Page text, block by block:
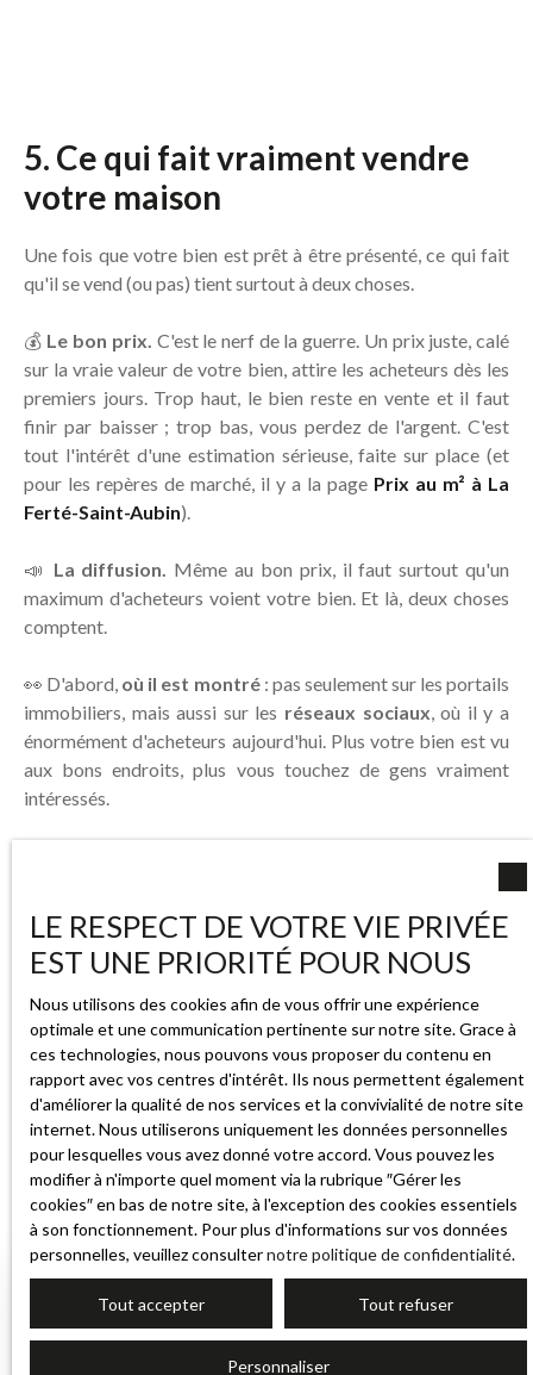
5. Ce qui fait vraiment vendre
votre maison
Une fois que votre bien est prêt à être présenté, ce qui fait
qu'il se vend (ou pas) tient surtout à deux choses.
💰 Le bon prix. C'est le nerf de la guerre. Un prix juste, calé
sur la vraie valeur de votre bien, attire les acheteurs dès les
premiers jours. Trop haut, le bien reste en vente et il faut
finir par baisser ; trop bas, vous perdez de l'argent. C'est
tout l'intérêt d'une estimation sérieuse, faite sur place (et
pour les repères de marché, il y a la page Prix au m² à La
Ferté-Saint-Aubin).
📣 La diffusion. Même au bon prix, il faut surtout qu'un
maximum d'acheteurs voient votre bien. Et là, deux choses
comptent.
👀 D'abord, où il est montré: pas seulement sur les portails
immobiliers, mais aussi sur les réseaux sociaux, où il y a
énormément d'acheteurs aujourd'hui. Plus votre bien est vu
aux bons endroits, plus vous touchez de gens vraiment
intéressés.
donne envie de venir le visiter, et ce qui met ses atouts en
valeur.
👉 Un bien au bon prixetbien mis en avant, c'est ce qui fait
la différence entre une vente rapide et un bien qui reste des
mois sans trouver preneur.
FAQ
Le prix au m² de La Ferté-Saint-Aubin suffit-il pour
LE RESPECT DE VOTRE VIE PRIVÉE
EST UNE PRIORITÉ POUR NOUS
Nous utilisons des cookies afin de vous offrir une expérience
optimale et une communication pertinente sur notre site. Grace à
ces technologies, nous pouvons vous proposer du contenu en
rapport avec vos centres d'intérêt. Ils nous permettent également
d'améliorer la qualité de nos services et la convivialité de notre site
internet. Nous utiliserons uniquement les données personnelles
pour lesquelles vous avez donné votre accord. Vous pouvez les
modifier à n'importe quel moment via la rubrique ″Gérer les
cookies″ en bas de notre site, à l'exception des cookies essentiels
à son fonctionnement. Pour plus d'informations sur vos données
personnelles, veuillez consulternotre politique de confidentialité.
Tout accepter Tout refuser
Personnaliser